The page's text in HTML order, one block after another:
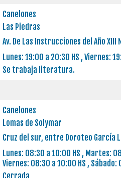
Canelones
Las Piedras
Av. De Las Instrucciones del Año
Lunes: 19:00 a 20:30 HS , Viernes:
Se trabaja literatura.
Canelones
Lomas de Solymar
Cruz del sur, entre Doroteo García
Lunes: 08:30 a 10:00 HS , Martes:
Viernes: 08:30 a 10:00 HS ,
Cerrada